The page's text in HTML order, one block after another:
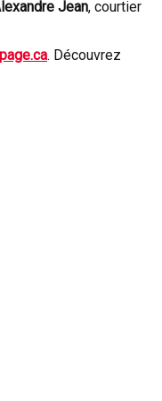
Jean, courtier
. Découvrez